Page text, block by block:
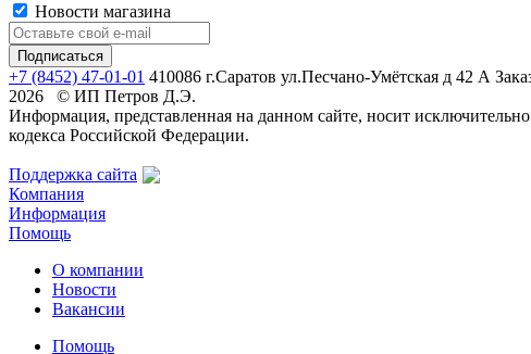
Новости магазина
+7 (8452) 47-01-01 410086 г.Саратов ул.Песчано-Умётская д 42 А
2026 © ИП Петров Д.Э.
Информация, представленная на данном сайте, носит
кодекса Российской Федерации.
Поддержка сайта
Компания
Информация
Помощь
О компании
Новости
Вакансии
Помощь